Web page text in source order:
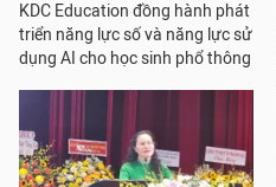
KDC Education đồng hành phát
triển năng lực số và năng lực sử
dụng AI cho học sinh phổ thông